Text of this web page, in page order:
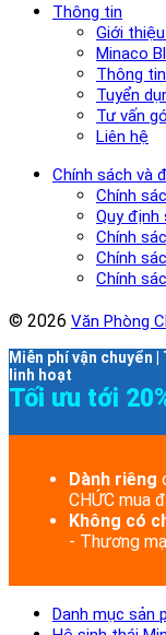
Thông tin
Giới
Minaco
Thông
Tuyển
Tư vấn
Liên hệ
Chính sách và
Chính
Quy định
Chính
Chính
Chính
© 2026 Văn Phòng
Miễn phí vận chuyển
linh hoạt
Tối ưu tới
Dành riêng
CHỨC mua
Không có
- Thương
Danh mục sản